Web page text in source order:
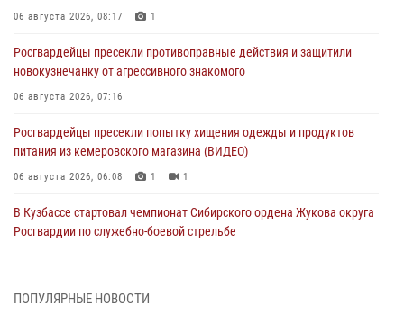
06 августа 2026, 08:17 1
Росгвардейцы пресекли противоправные действия и защитили
новокузнечанку от агрессивного знакомого
06 августа 2026, 07:16
Росгвардейцы пресекли попытку хищения одежды и продуктов
питания из кемеровского магазина (ВИДЕО)
06 августа 2026, 06:08 1 1
В Кузбассе стартовал чемпионат Сибирского ордена Жукова округа
Росгвардии по служебно-боевой стрельбе
Росгвардейцы задержали в Кемерове дебошира, устроившего
ПОПУЛЯРНЫЕ НОВОСТИ